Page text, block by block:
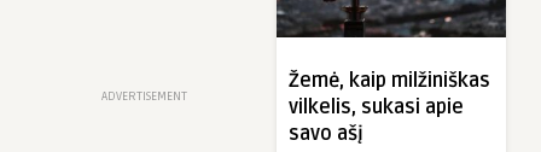
ADVERTISEMENT
Žemė, kaip milžiniškas
vilkelis, sukasi apie
savo ašį